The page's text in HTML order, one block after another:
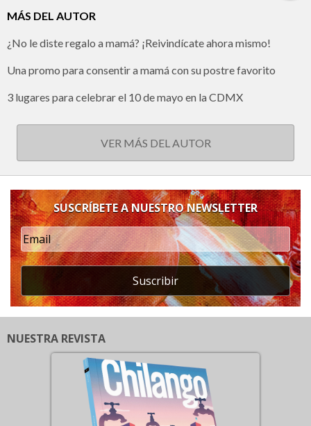
MÁS DEL AUTOR
¿No le diste regalo a mamá? ¡Reivindícate ahora mismo!
Una promo para consentir a mamá con su postre favorito
3 lugares para celebrar el 10 de mayo en la CDMX
VER MÁS DEL AUTOR
SUSCRÍBETE A NUESTRO NEWSLETTER
Suscribir
NUESTRA REVISTA